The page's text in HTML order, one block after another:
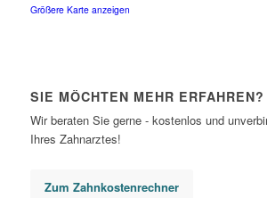
Größere Karte anzeigen
SIE MÖCHTEN MEHR ERFAHREN?
Wir beraten Sie gerne - kostenlos und
Ihres Zahnarztes!
Zum Zahnkostenrechner